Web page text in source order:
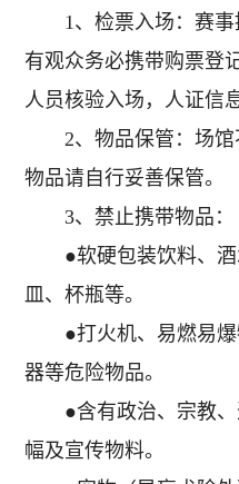
1、检票入场：赛事
有观众务必携带购票登
人员核验入场，人证信
2、物品保管：场馆
物品请自行妥善保管。
3、禁止携带物品：
●软硬包装饮料、酒
皿、杯瓶等。
●打火机、易燃易爆
器等危险物品。
●含有政治、宗教、
幅及宣传物料。